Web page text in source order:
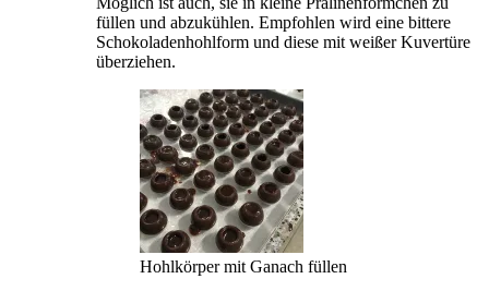
füllen und abzukühlen. Empfohlen wird eine bittere
Schokoladenhohlform und diese mit weißer Kuvertüre
überziehen.
Hohlkörper mit Ganach füllen